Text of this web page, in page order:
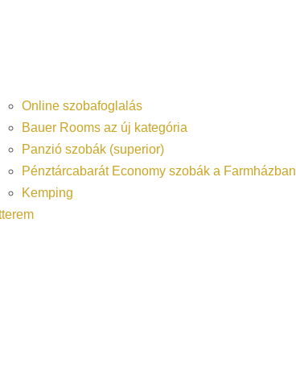
Online szobafoglalás
Bauer Rooms az új kategória
Panzió szobák (superior)
Pénztárcabarát Economy szobák a Farmházban
Kemping